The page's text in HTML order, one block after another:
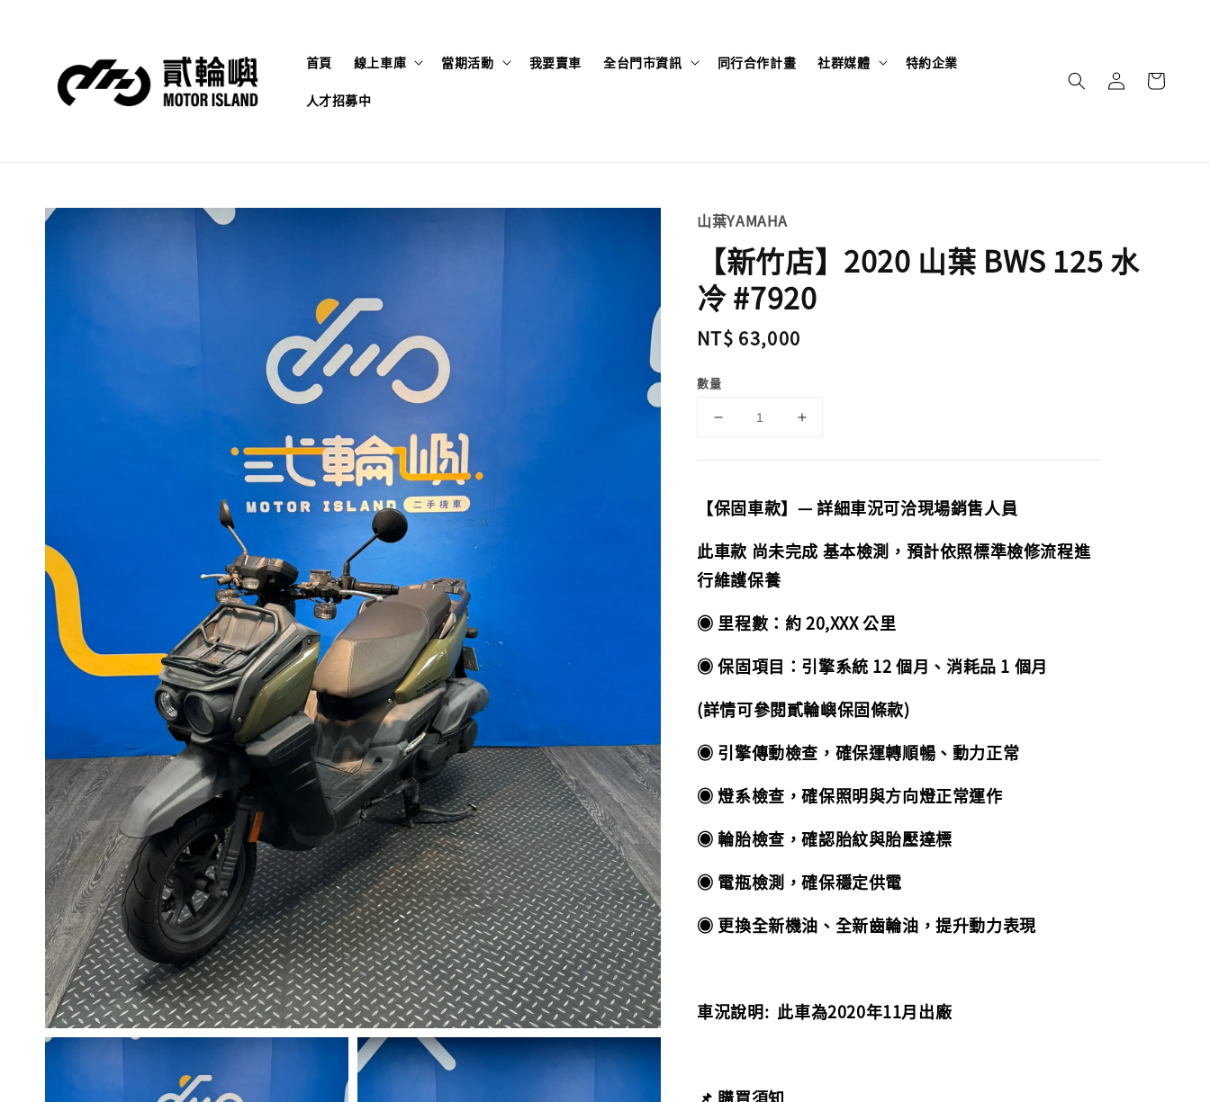
首頁 線上車庫 當期活動 我要賣車 全台門市資訊 同行合作計畫 社群媒體 特約企業
人才招募中
山葉YAMAHA
【新竹店】2020 山葉 BWS 125 水
冷 #7920
Regular
NT$ 63,000
數量
【保固車款】— 詳細車況可洽現場銷售人員
此車款 尚未完成 基本檢測，預計依照標準檢修流程進
行維護保養
◉ 里程數：約 20,XXX 公里
◉ 保固項目：引擎系統 12 個月、消耗品 1 個月
(詳情可參閱貳輪嶼保固條款)
◉ 引擎傳動檢查，確保運轉順暢、動力正常
◉ 燈系檢查，確保照明與方向燈正常運作
◉ 輪胎檢查，確認胎紋與胎壓達標
◉ 電瓶檢測，確保穩定供電
◉ 更換全新機油、全新齒輪油，提升動力表現
車況說明: 此車為2020年11月出廠